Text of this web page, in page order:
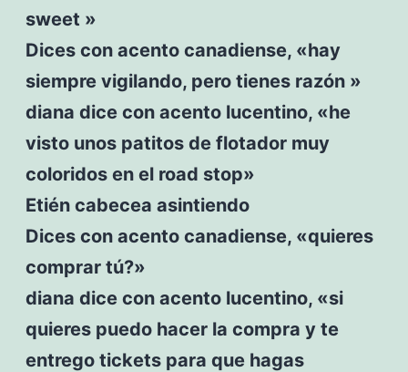
sweet »
Dices con acento canadiense, «hay
siempre vigilando, pero tienes razón »
diana dice con acento lucentino, «he
visto unos patitos de flotador muy
coloridos en el road stop»
Etién cabecea asintiendo
Dices con acento canadiense, «quieres
comprar tú?»
diana dice con acento lucentino, «si
quieres puedo hacer la compra y te
entrego tickets para que hagas